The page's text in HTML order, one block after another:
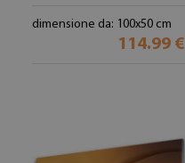
dimensione da: 100x50 cm
114.99 €